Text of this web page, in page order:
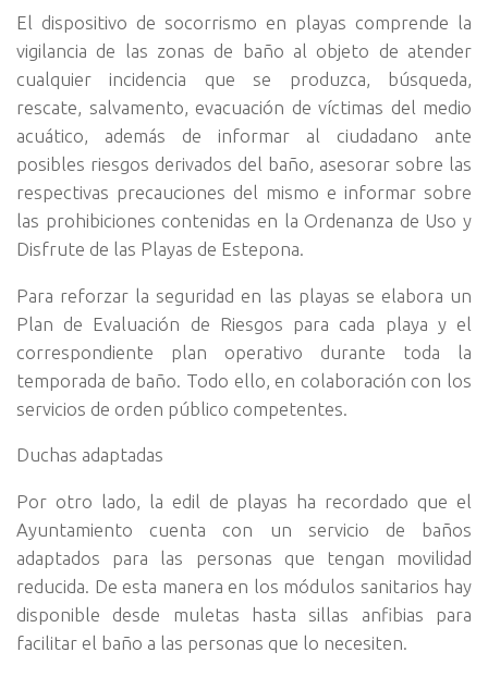
El dispositivo de socorrismo en playas comprende la
vigilancia de las zonas de baño al objeto de atender
cualquier incidencia que se produzca, búsqueda,
rescate, salvamento, evacuación de víctimas del medio
acuático, además de informar al ciudadano ante
posibles riesgos derivados del baño, asesorar sobre las
respectivas precauciones del mismo e informar sobre
las prohibiciones contenidas en la Ordenanza de Uso y
Disfrute de las Playas de Estepona.
Para reforzar la seguridad en las playas se elabora un
Plan de Evaluación de Riesgos para cada playa y el
correspondiente plan operativo durante toda la
temporada de baño. Todo ello, en colaboración con los
servicios de orden público competentes.
Duchas adaptadas
Por otro lado, la edil de playas ha recordado que el
Ayuntamiento cuenta con un servicio de baños
adaptados para las personas que tengan movilidad
reducida. De esta manera en los módulos sanitarios hay
disponible desde muletas hasta sillas anfibias para
facilitar el baño a las personas que lo necesiten.